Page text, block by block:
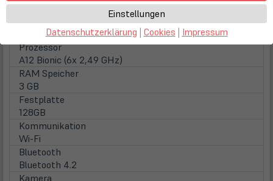
Multitouch + Stifteingabe
Hintergrundbeleuchtung
LED Hintergrundbeleuchtung
Prozessor
A12 Bionic (6x 2,49 GHz)
RAM Speicher
3 GB
Festplatte
128GB
Kommunikation
Wi-Fi
Bluetooth
Bluetooth 4.2
Kamera
Einstellungen
Datenschutzerklärung | Cookies | Impressum